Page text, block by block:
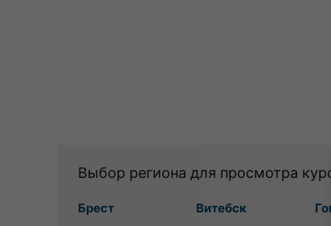
Выбор региона для просмотра
Брест
Витебск